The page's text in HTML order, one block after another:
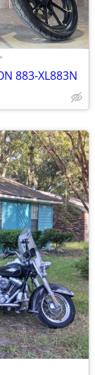
•
883-XL883N